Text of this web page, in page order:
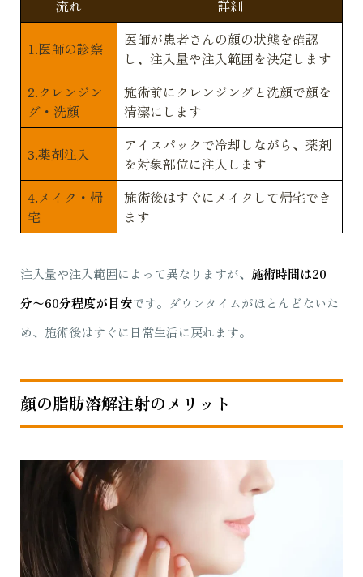
流れ 詳細
1.医師の診察
医師が患者さんの顔の状態を確認
し、注入量や注入範囲を決定します
2.クレンジン
グ・洗顔
施術前にクレンジングと洗顔で顔を
清潔にします
3.薬剤注入
アイスパックで冷却しながら、薬剤
を対象部位に注入します
4.メイク・帰
宅
施術後はすぐにメイクして帰宅でき
ます
注入量や注入範囲によって異なりますが、 施術時間は20
分〜60分程度が目安です。ダウンタイムがほとんどないた
め、施術後はすぐに日常生活に戻れます。
顔の脂肪溶解注射のメリット